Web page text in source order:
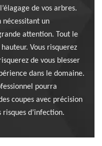
de vos arbres.
nécessitant un
attention. Tout le
Vous risquerez
de vous blesser
dans le domaine.
pourra
coupes avec précision
d’infection.